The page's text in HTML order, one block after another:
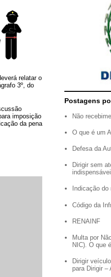
relatar o
3º, do
imposição
da pena
Postagens
Não
O que é um
Defesa da
Dirigir sem
Indicação
Código da
RENAINF
Multa por
NIC). O que
Dirigir
para Dirigir –